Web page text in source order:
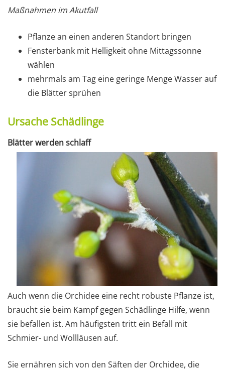
Maßnahmen im Akutfall
Pflanze an einen anderen Standort bringen
Fensterbank mit Helligkeit ohne Mittagssonne
wählen
mehrmals am Tag eine geringe Menge Wasser auf
die Blätter sprühen
Ursache Schädlinge
Blätter werden schlaff
Auch wenn die Orchidee eine recht robuste Pflanze ist,
braucht sie beim Kampf gegen Schädlinge Hilfe, wenn
sie befallen ist. Am häufigsten tritt ein Befall mit
Schmier- und Wollläusen auf.
Sie ernähren sich von den Säften der Orchidee, die